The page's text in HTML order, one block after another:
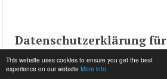
This website uses cookies to ensure you get the best
experience on our website More info
Datenschutzerklärung
von Xing